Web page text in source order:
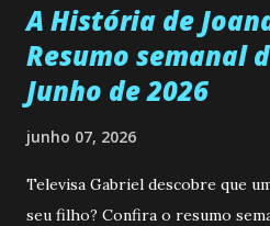
A História de
Resumo semanal
Junho de 2026
junho 07, 2026
Televisa Gabriel descobre que
seu filho? Confira o resumo